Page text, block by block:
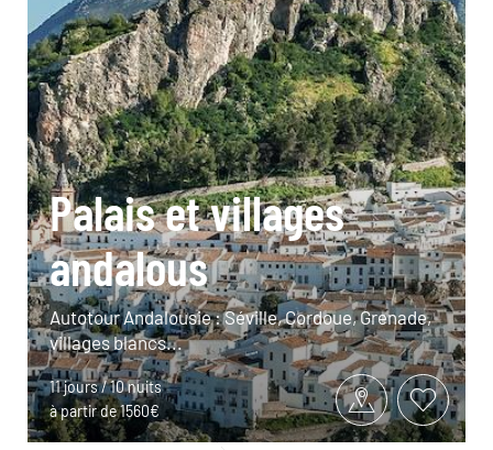
Palais et villages
andalous
Autotour Andalousie : Séville, Cordoue, Grenade,
villages blancs...
11 jours / 10 nuits
à partir de 1560€